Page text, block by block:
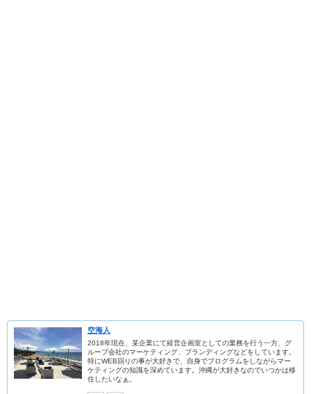
空海人
2018年現在、某企業にて経営企画室としての業務を行う一方、グ
ループ会社のマーケティング、ブランディングなどをしています。
特にWEB回りの事が大好きで、自身でプログラムをしながらマー
ケティングの知識を深めています。沖縄が大好きなのでいつかは移
住したいなぁ。